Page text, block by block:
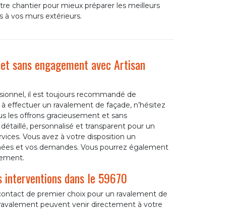
chantier pour mieux préparer les meilleurs
vos murs extérieurs.
sans engagement avec Artisan
il est toujours recommandé de
effectuer un ravalement de façade, n’hésitez
les offrons gracieusement et sans
personnalisé et transparent pour un
Vous avez à votre disposition un
et vos demandes. Vous pourrez également
dans le 59670
de premier choix pour un ravalement de
peuvent venir directement à votre